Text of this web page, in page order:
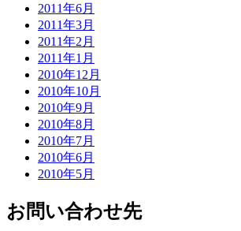
2011年6月
2011年3月
2011年2月
2011年1月
2010年12月
2010年10月
2010年9月
2010年8月
2010年7月
2010年6月
2010年5月
お問い合わせ先